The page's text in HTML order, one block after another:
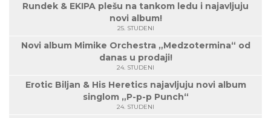
Rundek & EKIPA plešu na tankom ledu i najavljuju
novi album!
25. STUDENI
Novi album Mimike Orchestra „Medzotermina“ od
danas u prodaji!
24. STUDENI
Erotic Biljan & His Heretics najavljuju novi album
singlom „P-p-p Punch“
24. STUDENI